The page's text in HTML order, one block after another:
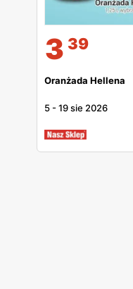
3 39
Oranżada Hellena
5 -19 sie 2026